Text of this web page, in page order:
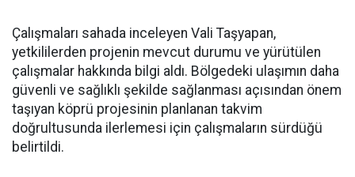
Çalışmaları sahada inceleyen Vali Taşyapan,
yetkililerden projenin mevcut durumu ve yürütülen
çalışmalar hakkında bilgi aldı. Bölgedeki ulaşımın daha
güvenli ve sağlıklı şekilde sağlanması açısından önem
taşıyan köprü projesinin planlanan takvim
doğrultusunda ilerlemesi için çalışmaların sürdüğü
belirtildi.